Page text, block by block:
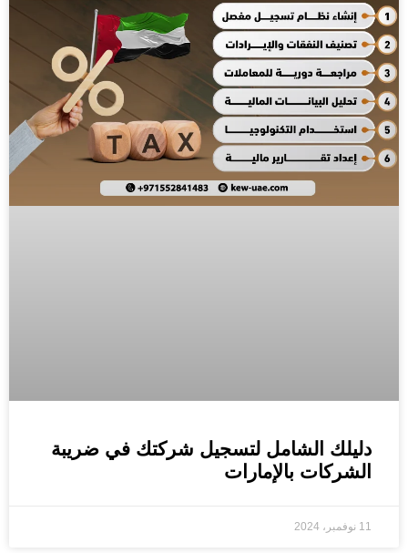
دليلك الشامل لتسجيل شركتك في ضريبة
الشركات بالإمارات
11 نوفمبر، 2024